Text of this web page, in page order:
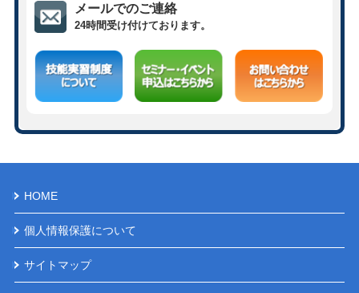
メールでのご連絡
24時間受け付けております。
HOME
個人情報保護について
サイトマップ